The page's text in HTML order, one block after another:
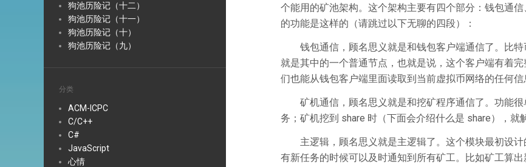
狗池历险记（十二）
狗池历险记（十一）
狗池历险记（十）
狗池历险记（九）
分类
ACM-ICPC
C/C++
C#
JavaScript
心情
个能用的矿池架构。这个架构主要有四个部分：钱包通
的功能是这样的（请跳过以下无聊的四段）：
钱包通信，顾名思义就是和钱包客户端通信了。比特
就是其中的一个普通节点，也就是说，这个客户端有着
们也能从钱包客户端里面读取到当前虚拟币网络的任何信
矿机通信，顾名思义就是和挖矿程序通信了。功能很
务；矿机挖到 share 时（下面会介绍什么是 share），就
主逻辑，顾名思义就是主逻辑了。这个模块最初设计
有新任务的时候可以及时通知到所有矿工。比如矿工算